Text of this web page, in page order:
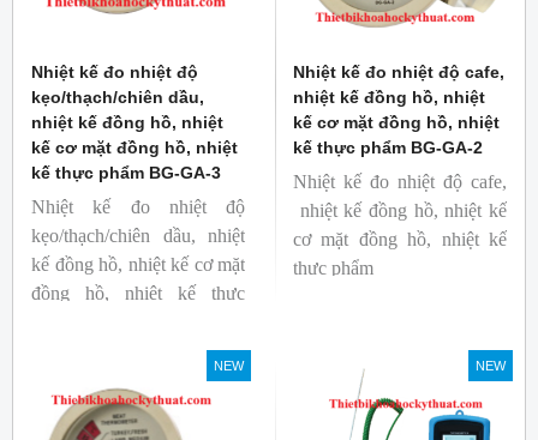
Nhiệt kế đo nhiệt độ
kẹo/thạch/chiên dầu,
nhiệt kế đồng hồ, nhiệt
kế cơ mặt đồng hồ, nhiệt
kế thực phẩm BG-GA-3
Nhiệt kế đo nhiệt độ
kẹo/thạch/chiên dầu, nhiệt
kế đồng hồ, nhiệt kế cơ mặt
đồng hồ, nhiệt kế thực
Thương hiệu: Blue Gizmo
Nhiệt kế đo nhiệt độ cafe,
nhiệt kế đồng hồ, nhiệt
kế cơ mặt đồng hồ, nhiệt
kế thực phẩm BG-GA-2
Nhiệt kế đo nhiệt độ cafe,
nhiệt kế đồng hồ, nhiệt kế
cơ mặt đồng hồ, nhiệt kế
thực phẩm
NEW NEW